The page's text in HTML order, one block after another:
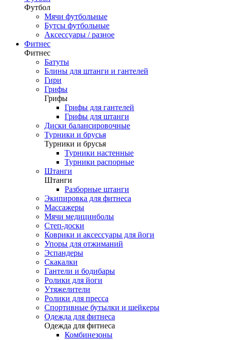
Футбол
Мячи футбольные
Бутсы футбольные
Аксессуары / разное
Фитнес
Фитнес
Батуты
Блины для штанги и гантелей
Гири
Грифы
Грифы
Грифы для гантелей
Грифы для штанги
Диски балансировочные
Турники и брусья
Турники и брусья
Турники настенные
Турники распорные
Штанги
Штанги
Разборные штанги
Экипировка для фитнеса
Массажеры
Мячи медицинболы
Степ-доски
Коврики и аксессуары для йоги
Упоры для отжиманий
Эспандеры
Скакалки
Гантели и бодибары
Ролики для йоги
Утяжелители
Ролики для пресса
Спортивные бутылки и шейкеры
Одежда для фитнеса
Одежда для фитнеса
Комбинезоны